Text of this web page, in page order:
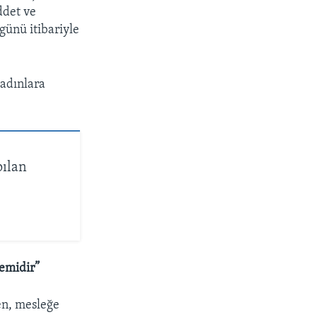
ve
itibariyle
mesleğe